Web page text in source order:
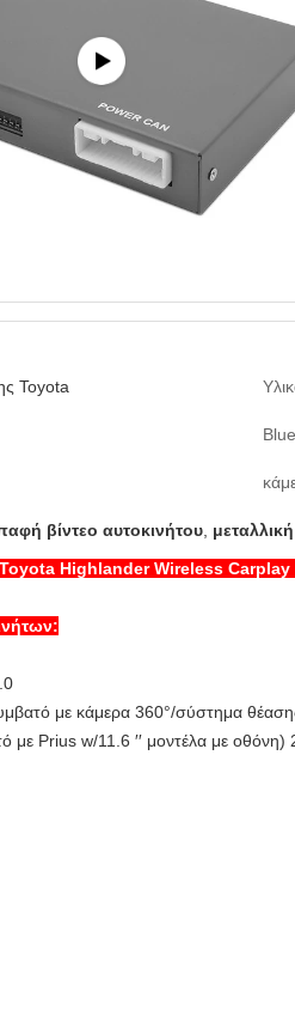
Toyota
βίντεο αυτοκινήτου
Toyota Highlander Wireless
με κάμερα 360°/σύστημα
με Prius w/11.6 ′′ μοντέλα με